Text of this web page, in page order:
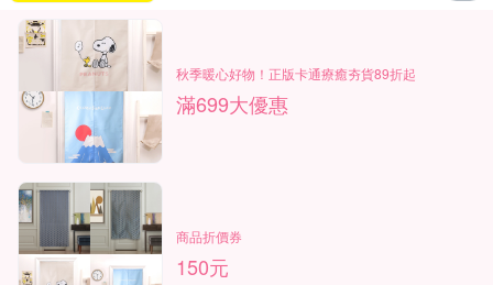
秋季暖心好物！正版卡通療癒夯貨89折起
滿699大優惠
商品折價券
150元